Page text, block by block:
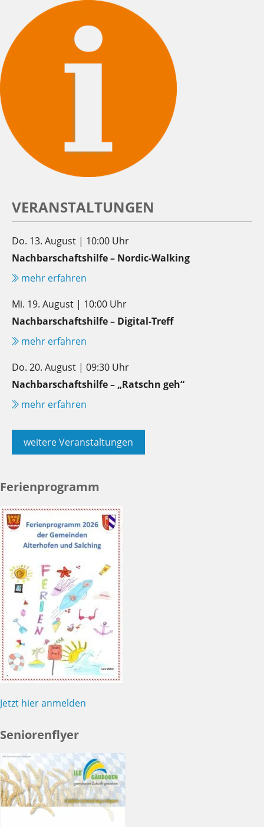
VERANSTALTUNGEN
Do. 13. August | 10:00 Uhr
Nachbarschaftshilfe – Nordic-Walking
mehr erfahren
Mi. 19. August | 10:00 Uhr
Nachbarschaftshilfe – Digital-Treff
mehr erfahren
Do. 20. August | 09:30 Uhr
Nachbarschaftshilfe – „Ratschn geh“
mehr erfahren
weitere Veranstaltungen
Ferienprogramm
Jetzt hier anmelden
Seniorenflyer